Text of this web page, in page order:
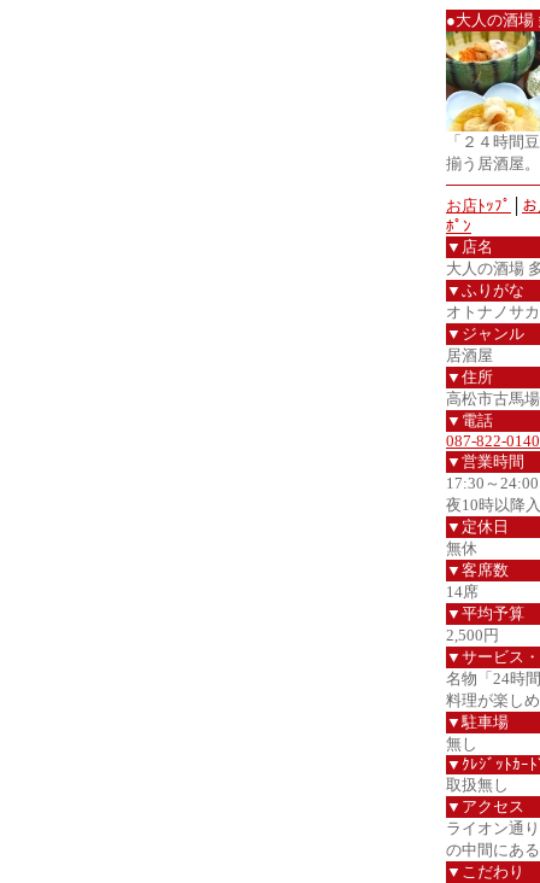
●大人の酒場
「２４時間
揃う居酒屋。
お店ﾄｯﾌﾟ
ﾎﾟﾝ
▼店名
大人の酒場
▼ふりがな
オトナノサ
▼ジャンル
居酒屋
▼住所
高松市古馬
▼電話
087-822-0140
▼営業時間
17:30～24:00
夜10時以降
▼定休日
無休
▼客席数
14席
▼平均予算
2,500円
▼サービス
名物「24時
料理が楽し
▼駐車場
無し
▼ｸﾚｼﾞｯﾄｶｰﾄ
取扱無し
▼アクセス
ライオン通
の中間にあ
▼こだわり